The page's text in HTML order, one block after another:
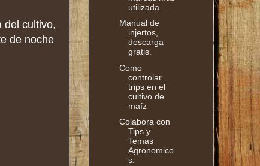
del cultivo,
de noche
utilizada...
Manual de
injertos,
descarga
gratis.
Como
controlar
trips en el
cultivo de
maíz
Colabora con
Tips y
Temas
Agronomico
s.